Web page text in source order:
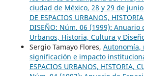
ciudad de México, 28 y 29 de
DE ESPACIOS URBANOS,
DISEÑO: Núm. 06 (1999): Anuario
Urbanos, Historia, Cultura y
Sergio Tamayo Flores, Autonomía,
significación e impacto
ESPACIOS URBANOS, HISTORIA,